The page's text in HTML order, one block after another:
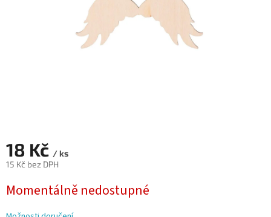
18 Kč / ks
15 Kč bez DPH
cena:
Momentálně nedostupné